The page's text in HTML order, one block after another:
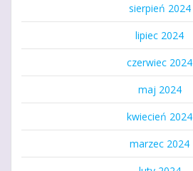
sierpień 2024
lipiec 2024
czerwiec 2024
maj 2024
kwiecień 2024
marzec 2024